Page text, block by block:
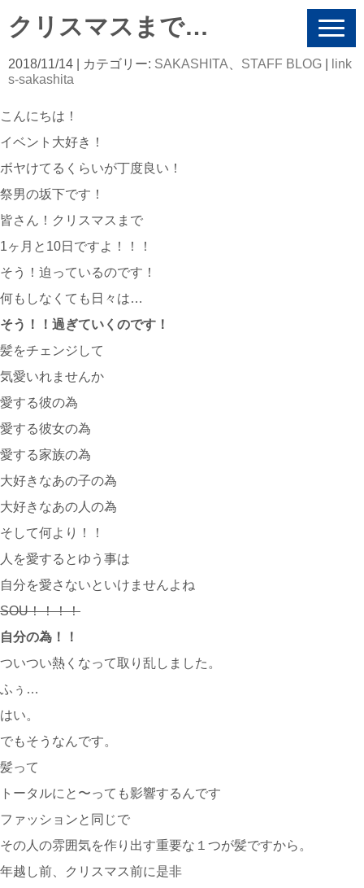
N
v
i
クリスマスまで…
2018/11/14 | カテゴリー: SAKASHITA STAFF BLOG
link
s-sakashita
こんにちは！
イベント大好き！
ボヤけてるくらいが丁度良い！
祭男の坂下です！
皆さん！クリスマスまで
1ヶ月と10日ですよ！！！
そう！迫っているのです！
何もしなくても日々は…
そう！！過ぎていくのです！
髪をチェンジして
気愛いれませんか
愛する彼の為
愛する彼女の為
愛する家族の為
大好きなあの子の為
大好きなあの人の為
そして何より！！
人を愛するとゆう事は
自分を愛さないといけませんよね
SOU！！！！
自分の為！！
ついつい熱くなって取り乱しました。
ふぅ…
はい。
でもそうなんです。
髪って
トータルにと〜っても影響するんです
ファッションと同じで
その人の雰囲気を作り出す重要な１つが髪ですから。
年越し前、クリスマス前に是非